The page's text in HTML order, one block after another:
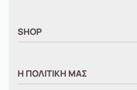
SHOP
ΓΥΝΑΙΚΕΙΑ
Η ΠΟΛΙΤΙΚΗ ΜΑΣ